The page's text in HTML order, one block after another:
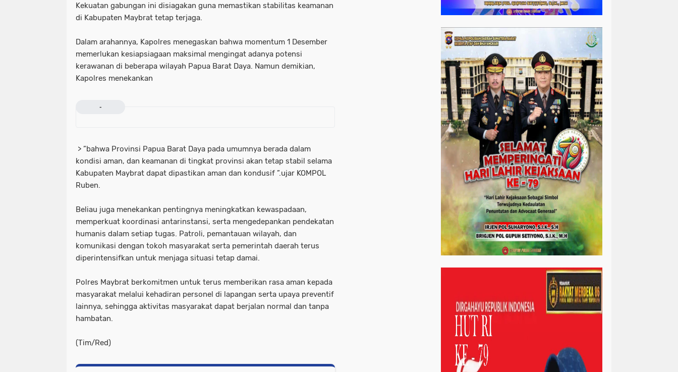
Kekuatan gabungan ini disiagakan guna memastikan stabilitas keamanan
di Kabupaten Maybrat tetap terjaga.
Dalam arahannya, Kapolres menegaskan bahwa momentum 1 Desember
memerlukan kesiapsiagaan maksimal mengingat adanya potensi
kerawanan di beberapa wilayah Papua Barat Daya. Namun demikian,
Kapolres menekankan
-
> ”bahwa Provinsi Papua Barat Daya pada umumnya berada dalam
kondisi aman, dan keamanan di tingkat provinsi akan tetap stabil selama
Kabupaten Maybrat dapat dipastikan aman dan kondusif ”.ujar KOMPOL
Ruben.
Beliau juga menekankan pentingnya meningkatkan kewaspadaan,
memperkuat koordinasi antarinstansi, serta mengedepankan pendekatan
humanis dalam setiap tugas. Patroli, pemantauan wilayah, dan
komunikasi dengan tokoh masyarakat serta pemerintah daerah terus
diperintensifkan untuk menjaga situasi tetap damai.
Polres Maybrat berkomitmen untuk terus memberikan rasa aman kepada
masyarakat melalui kehadiran personel di lapangan serta upaya preventif
lainnya, sehingga aktivitas masyarakat dapat berjalan normal dan tanpa
hambatan.
(Tim/Red)